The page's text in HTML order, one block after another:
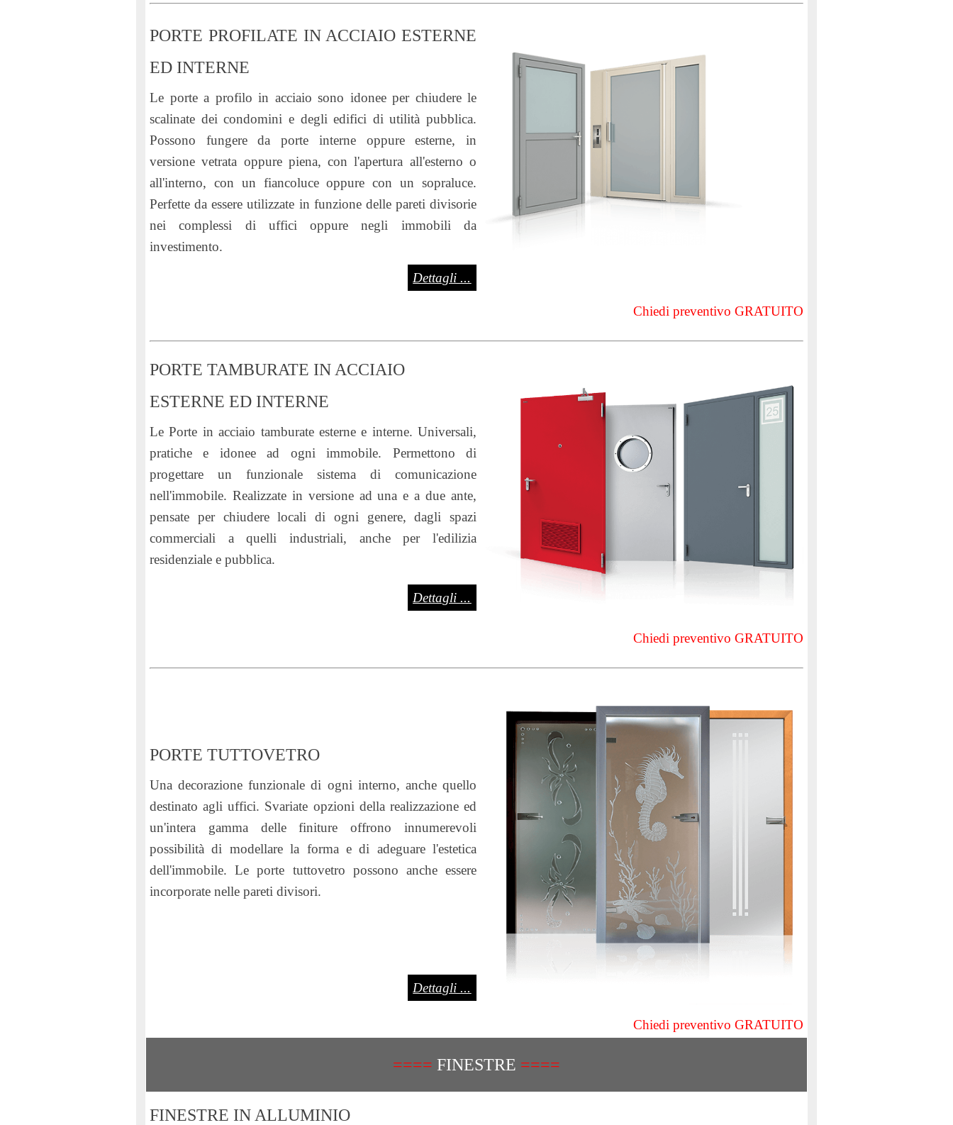
PORTE PROFILATE IN ACCIAIO ESTERNE
ED INTERNE
Le porte a profilo in acciaio sono idonee per chiudere le
scalinate dei condomini e degli edifici di utilità pubblica.
Possono fungere da porte interne oppure esterne, in
versione vetrata oppure piena, con l'apertura all'esterno o
all'interno, con un fiancoluce oppure con un sopraluce.
Perfette da essere utilizzate in funzione delle pareti divisorie
nei complessi di uffici oppure negli immobili da
investimento.
Dettagli ...
Chiedi preventivo GRATUITO
PORTE TAMBURATE IN ACCIAIO
ESTERNE ED INTERNE
LePorte in acciaio tamburate esterne e interne. Universali,
pratiche e idonee ad ogni immobile. Permettono di
progettare un funzionale sistema di comunicazione
nell'immobile. Realizzate in versione ad una e a due ante,
pensate per chiudere locali di ogni genere, dagli spazi
commerciali a quelli industriali, anche per l'edilizia
residenziale e pubblica.
Dettagli ...
Chiedi preventivo GRATUITO
PORTE TUTTOVETRO
Una decorazione funzionale di ogni interno, anche quello
destinato agli uffici. Svariate opzioni della realizzazione ed
un'intera gamma delle finiture offrono innumerevoli
possibilità di modellare la forma e di adeguare l'estetica
dell'immobile. Le porte tuttovetro possono anche essere
incorporate nelle pareti divisori.
Dettagli ...
Chiedi preventivo GRATUITO
==== FINESTRE ====
FINESTRE IN ALLUMINIO